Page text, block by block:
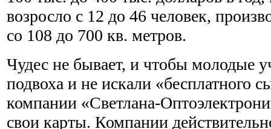
возросло с 12 до 46 человек,
со 108 до 700 кв. метров.
Чудес не бывает, и чтобы молодые
подвоха и не искали «бесплатного
компании «Светлана-
свои карты. Компании